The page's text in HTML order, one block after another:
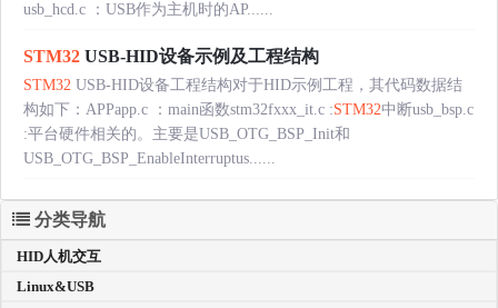
usb_hcd.c ：USB作为主机时的AP......
STM32 USB-HID设备示例及工程结构
STM32 USB-HID设备工程结构对于HID示例工程，其代码数据结
构如下：APPapp.c ：main函数stm32fxxx_it.c :STM32中断usb_bsp.c
:平台硬件相关的。主要是USB_OTG_BSP_Init和
USB_OTG_BSP_EnableInterruptus......
分类导航
HID人机交互
Linux&USB